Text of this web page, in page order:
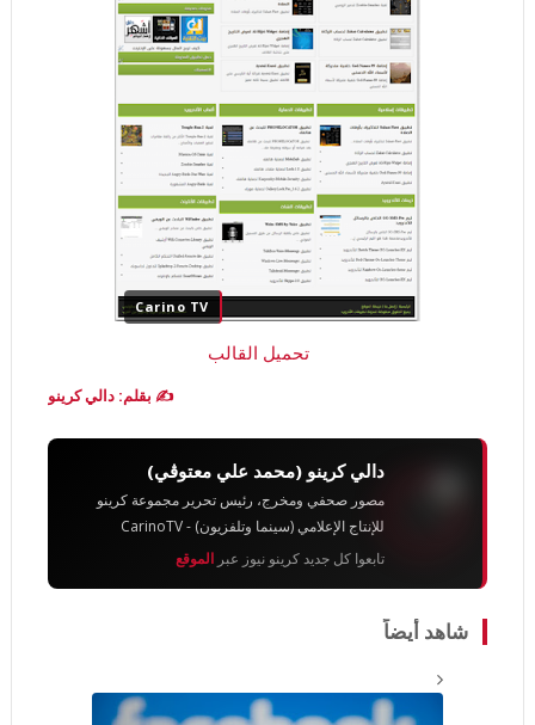
Carino TV
تحميل القالب
✍️ بقلم: دالي كرينو
دالي كرينو (محمد علي معتوڨي)
مصور صحفي ومخرج، رئيس تحرير مجموعة كرينو
للإنتاج الإعلامي (سينما وتلفزيون) - CarinoTV
تابعوا كل جديد كرينو نيوز عبر الموقع
شاهد أيضاً